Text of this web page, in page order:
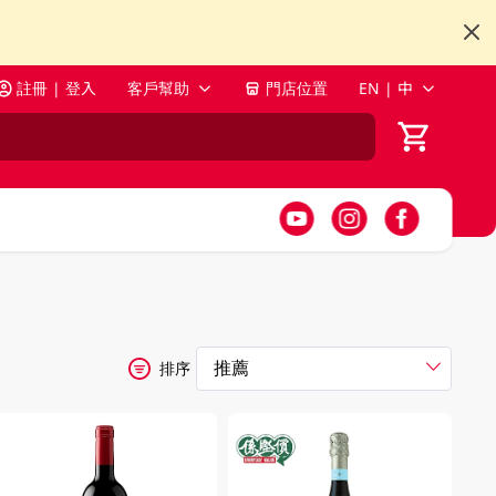
註冊 | 登入 客戶幫助 門店位置 EN | 中
排序